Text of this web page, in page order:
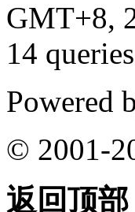
GMT+8,
14
Powered
© 2001-
返回顶部